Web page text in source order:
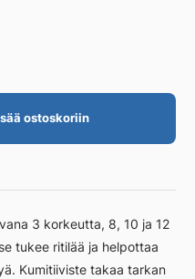
ostoskoriin
3 korkeutta, 8, 10 ja 12
tukee ritilää ja helpottaa
Kumitiiviste takaa tarkan